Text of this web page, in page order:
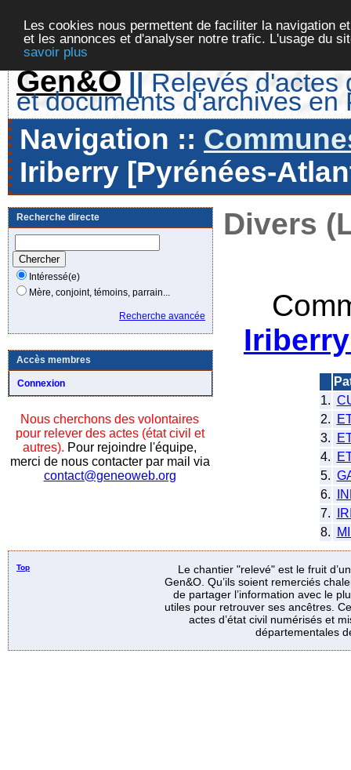
Les cookies nous permettent de faciliter la navigation
et les annonces et d'analyser notre trafic. L'usage du
savoir plus
Gen&O || Relevés d'actes
et documents d'archives en
Navigation ::
Iriberry [Pyrénées-
Recherche directe
Intéressé(e)
Mère, conjoint, témoins, parrain...
Recherche avancée
Accès membres
Connexion
Nous cherchons des volontaires
pour relever des actes (état civil et
autres). Pour rejoindre l'équipe,
merci de nous contacter par mail via
contact@geneoweb.org
Divers
1.
2.
3.
4.
5.
6.
7.
8.
Top
Le chantier "relevé" est le fruit
Gen&O. Qu’ils soient remerciés
de partager l’information avec le
utiles pour retrouver ses ancêtres.
actes d’état civil numérisés et
départementales